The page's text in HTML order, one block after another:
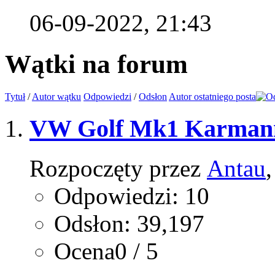
06-09-2022, 21:43
Wątki na forum
Tytuł/Autor wątku Odpowiedzi /Odsłon Autor ostatniego posta
VW Golf Mk1
Rozpoczęty przez Antau
Odpowiedzi: 10
Odsłon: 39,197
Ocena0 / 5